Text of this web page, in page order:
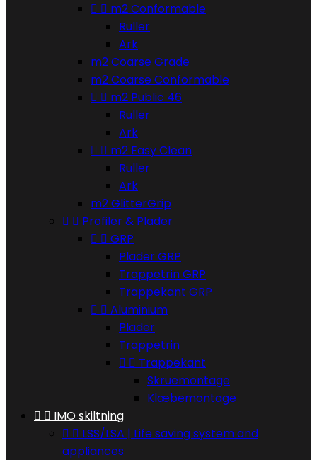
  m2 Conformable
Ruller
Ark
m2 Coarse Grade
m2 Coarse Conformable
  m2 Public 46
Ruller
Ark
  m2 Easy Clean
Ruller
Ark
m2 GlitterGrip
  Profiler & Plader
  GRP
Plader GRP
Trappetrin GRP
Trappekant GRP
  Aluminium
Plader
Trappetrin
  Trappekant
Skruemontage
Klæbemontage
  IMO skiltning
  LSS/LSA | Life saving system and
appliances